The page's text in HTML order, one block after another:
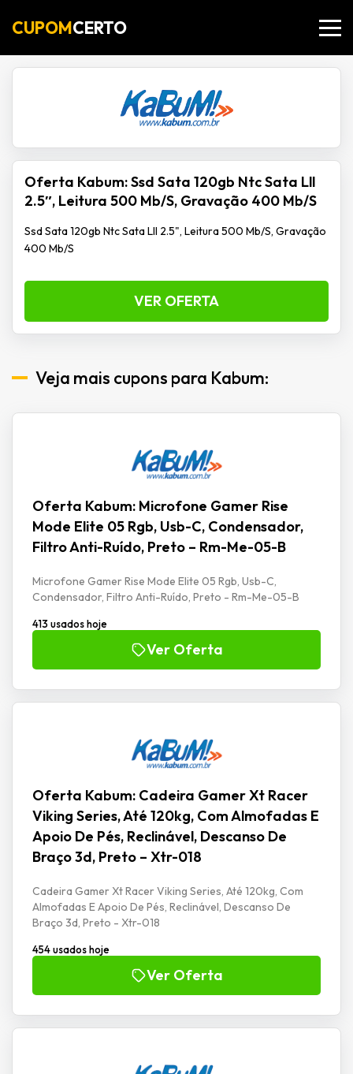
CUPOMCERTO
Oferta Kabum: Ssd Sata 120gb Ntc Sata Lll
2.5″, Leitura 500 Mb/S, Gravação 400 Mb/S
Ssd Sata 120gb Ntc Sata Lll 2.5", Leitura 500 Mb/S, Gravação
400 Mb/S
VER OFERTA
Veja mais cupons para Kabum:
Oferta Kabum: Microfone Gamer Rise
Mode Elite 05 Rgb, Usb-C, Condensador,
Filtro Anti-Ruído, Preto – Rm-Me-05-B
Microfone Gamer Rise Mode Elite 05 Rgb, Usb-C,
Condensador, Filtro Anti-Ruído, Preto - Rm-Me-05-B
413 usados hoje
Ver Oferta
Oferta Kabum: Cadeira Gamer Xt Racer
Viking Series, Até 120kg, Com Almofadas E
Apoio De Pés, Reclinável, Descanso De
Braço 3d, Preto – Xtr-018
Cadeira Gamer Xt Racer Viking Series, Até 120kg, Com
Almofadas E Apoio De Pés, Reclinável, Descanso De
Braço 3d, Preto - Xtr-018
454 usados hoje
Ver Oferta